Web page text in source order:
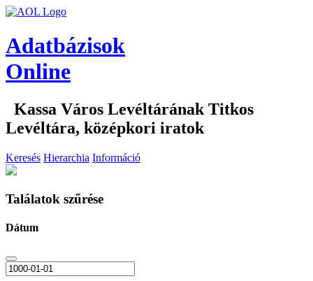
Adatbázisok
Online
Kassa Város Levéltárának Titkos
Levéltára, középkori iratok
Keresés Hierarchia Információ
Találatok szűrése
Dátum